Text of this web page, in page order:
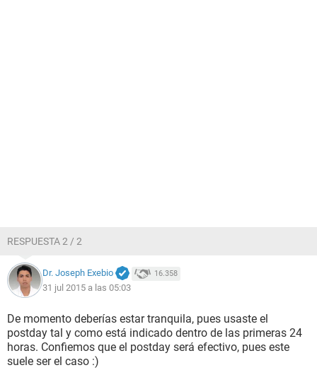
RESPUESTA 2 / 2
Dr. Joseph Exebio 16.358
31 jul 2015 a las 05:03
De momento deberías estar tranquila, pues usaste el
postday tal y como está indicado dentro de las primeras 24
horas. Confiemos que el postday será efectivo, pues este
suele ser el caso :)